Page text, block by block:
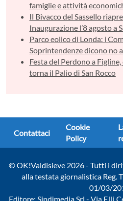
famiglie e attività
Il Bivacco del Sassello
Inaugurazione l’8 agosto a
Parco eolico di Londa: i
Soprintendenze dicono no
Festa del Perdono a
torna il Palio di San Rocco
Contattaci
Cookie
Policy
© OK!Valdisieve 2026 - Tutti i
alla testata giornalistica Reg.
01/03/
Editore: Sindimedia Srl - Via F.lli